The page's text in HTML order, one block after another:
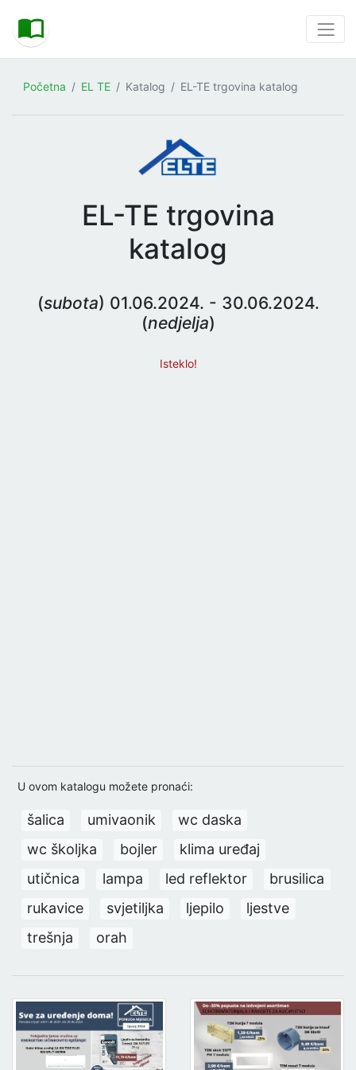
Početna EL TE Katalog EL-TE trgovina katalog
EL-TE trgovina
katalog
(subota) 01.06.2024. - 30.06.2024.
(nedjelja)
Isteklo!
U ovom katalogu možete pronaći:
šalica umivaonik
wc daska
wc školjka
bojler
klima uređaj
utičnica
lampa led reflektor
brusilica
rukavice
svjetiljka ljepilo
ljestve
trešnja
orah